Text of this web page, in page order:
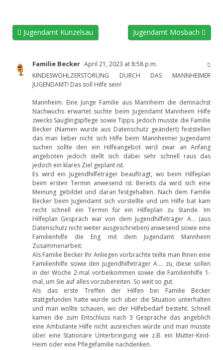
Jugendamt Künzelsau Jugendamt Mosbach
Familie Becker April 21, 2023 at 8:58 p.m.
KINDESWOHLZERSTÖRUNG DURCH DAS MANNHEIMER
JUGENDAMT! Das soll Hilfe sein!
Mannheim. Eine Junge Familie aus Mannheim die demnächst
Nachwuchs erwartet suchte beim Jugendamt Mannheim Hilfe
zwecks Säuglingspflege sowie Tipps. Jedoch musste die Familie
Becker (Namen wurde aus Datenschutz geändert) feststellen
das man lieber nicht sich Hilfe beim Mannheimer Jugendamt
suchen sollte den ein Hilfeangebot wird zwar an Anfang
angeboten jedoch stellt sich dabei sehr schnell raus das
jedoch ein klares Ziel geplant ist.
Es wird ein Jugendhilfeträger beauftragt, wo beim Hilfeplan
beim ersten Termin anwesend ist. Bereits da wird sich eine
Meinung gebildet und daran festgehalten. Nach dem Familie
Becker beim Jugendamt sich vorstellte und um Hilfe bat kam
recht schnell ein Termin für ein Hilfeplan zu Stande. Im
Hilfeplan Gespräch war von dem Jugendhilfeträger A… (aus
Datenschutz nicht weiter ausgeschrieben) anwesend sowie eine
Familienhilfe die Eng mit dem Jugendamt Mannheim
Zusammenarbeit.
Als Familie Becker Ihr Anliegen vorbrachte teilte man Ihnen eine
Familienhilfe sowie den Jugendhilfeträger A…. zu, diese sollen
in der Woche 2-mal vorbeikommen sowie die Familienhilfe 1-
mal, um Sie auf alles vorzubereiten. So weit so gut.
Als das erste Treffen der Hilfen bei Familie Becker
stattgefunden hatte wurde sich über die Situation unterhalten
und man wollte schauen, wo der Hilfebedarf besteht. Schnell
kamen die zum Entschluss nach 3 Gespräche das angeblich
eine Ambulante Hilfe nicht ausreichen würde und man müsste
über eine Stationäre Unterbringung wie z.B. ein Mutter-Kind-
Heim oder eine Pflegefamilie nachdenken.